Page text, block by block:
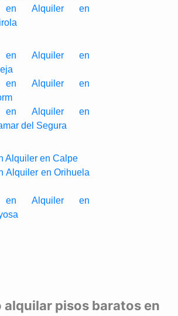
en Alquiler en
en Alquiler en
en Alquiler en
en Alquiler en
del Segura
Alquiler en Calpe
Alquiler en Orihuela
en Alquiler en
alquilar pisos baratos en